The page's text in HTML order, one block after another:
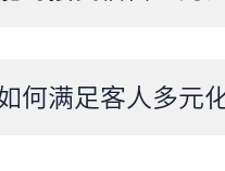
何满足客人多元